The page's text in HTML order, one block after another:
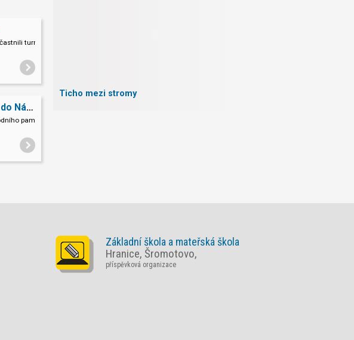
turnaje ve vybíjené.
Dějepisná exkurze do Národního památníku II. sv. války v Hrabyni
památníku II. světové války v Hrabyni
Ticho mezi stromy
Základní škola a mateřská škola
Hranice, Šromotovo,
příspěvková organizace